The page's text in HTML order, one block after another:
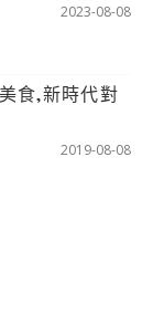
2023-08-08
食,新時代對
2019-08-08